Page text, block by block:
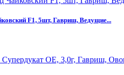
F1, 5шт, Гавриш, Ведущие...